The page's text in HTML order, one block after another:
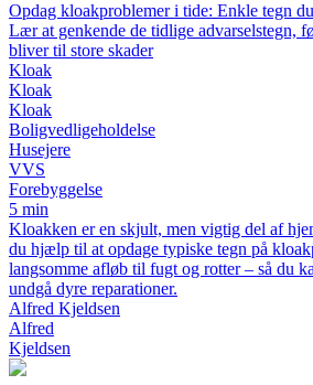
Opdag kloakproblemer i tide: Enkle tegn
Lær at genkende de tidlige advarselstegn,
bliver til store skader
Kloak
Kloak
Kloak
Boligvedligeholdelse
Husejere
VVS
Forebyggelse
5 min
Kloakken er en skjult, men vigtig del af
du hjælp til at opdage typiske tegn på
langsomme afløb til fugt og rotter – så du
undgå dyre reparationer.
Alfred Kjeldsen
Alfred
Kjeldsen